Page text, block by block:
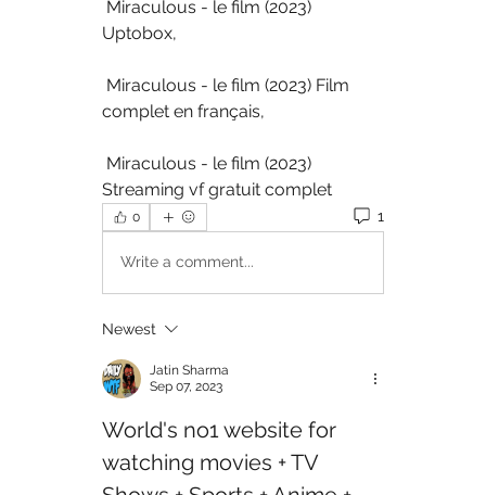
Uptobox,
complet en français,
Streaming vf gratuit complet
0 1
Write a comment...
Newest
Jatin Sharma
Sep 07, 2023
World's no1 website for
watching movies + TV